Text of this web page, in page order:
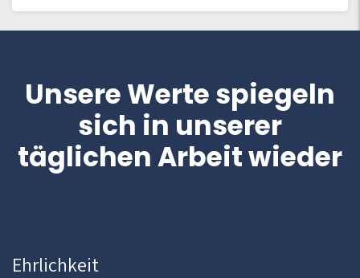
Unsere Werte spiegeln
sich in unserer
täglichen Arbeit wieder
Ehrlichkeit